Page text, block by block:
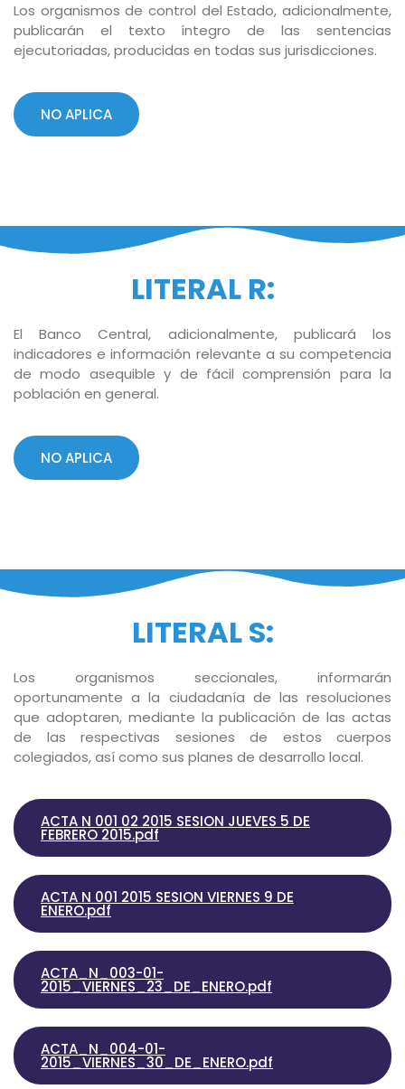
Los organismos de control del Estado, adicionalmente,
publicarán el texto íntegro de las sentencias
ejecutoriadas, producidas en todas sus jurisdicciones.
NO APLICA
LITERAL R:
El Banco Central, adicionalmente, publicará los
indicadores e información relevante a su competencia
de modo asequible y de fácil comprensión para la
población en general.
NO APLICA
LITERAL S:
Los organismos seccionales, informarán
oportunamente a la ciudadanía de las resoluciones
que adoptaren, mediante la publicación de las actas
de las respectivas sesiones de estos cuerpos
colegiados, así como sus planes de desarrollo local.
ACTA N 001 02 2015 SESION JUEVES 5 DE
FEBRERO 2015.pdf
ACTA N 001 2015 SESION VIERNES 9 DE
ENERO.pdf
ACTA_N_003-01-
2015_VIERNES_23_DE_ENERO.pdf
ACTA_N_004-01-
2015_VIERNES_30_DE_ENERO.pdf